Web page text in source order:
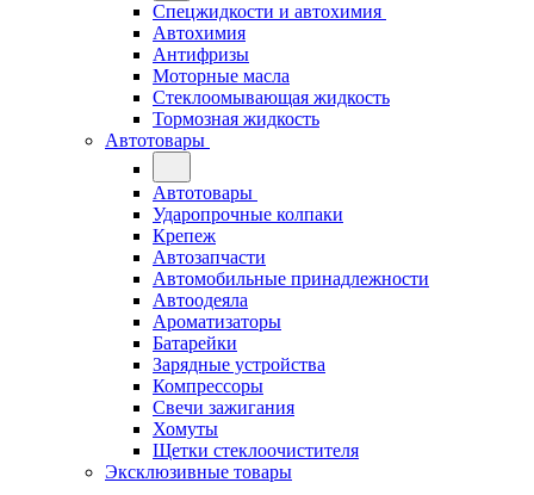
Спецжидкости и автохимия
Автохимия
Антифризы
Моторные масла
Стеклоомывающая жидкость
Тормозная жидкость
Автотовары
Автотовары
Ударопрочные колпаки
Крепеж
Автозапчасти
Автомобильные принадлежности
Автоодеяла
Ароматизаторы
Батарейки
Зарядные устройства
Компрессоры
Свечи зажигания
Хомуты
Щетки стеклоочистителя
Эксклюзивные товары